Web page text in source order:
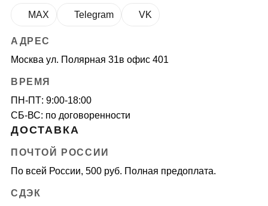
MAX Telegram VK
АДРЕС
Москва ул. Полярная 31в офис 401
ВРЕМЯ
ПН-ПТ: 9:00-18:00
СБ-ВС: по договоренности
ДОСТАВКА
ПОЧТОЙ РОССИИ
По всей России, 500 руб. Полная предоплата.
СДЭК